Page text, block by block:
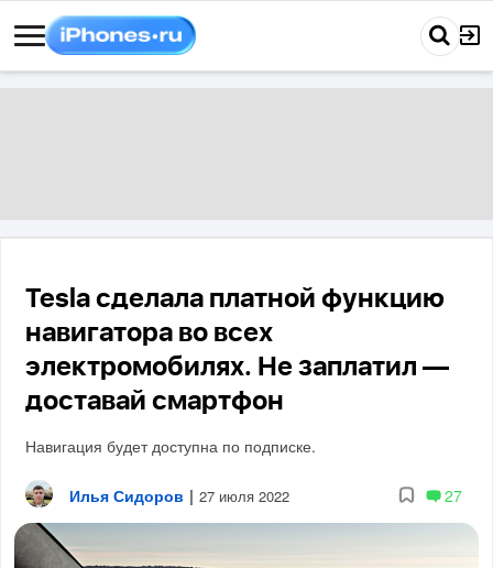
Tesla сделала платной функцию
навигатора во всех
электромобилях. Не заплатил —
доставай смартфон
Навигация будет доступна по подписке.
Илья Сидоров | 27 июля 2022 27